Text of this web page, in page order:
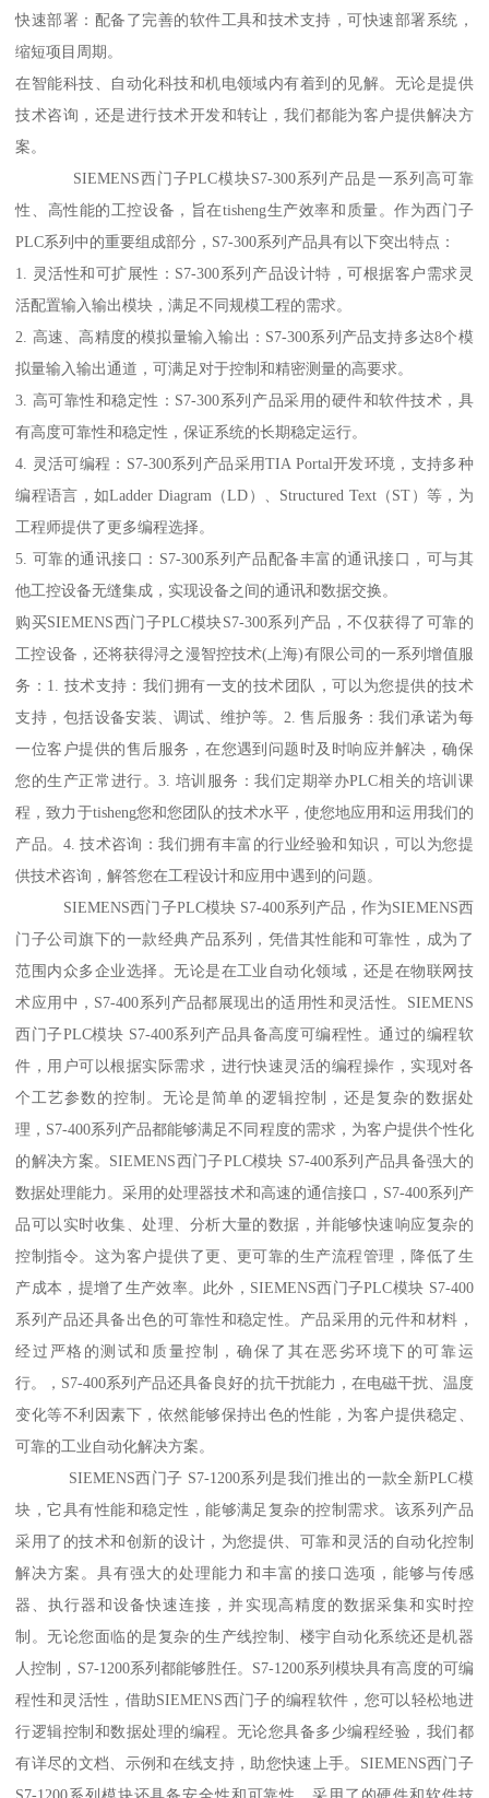
快速部署：配备了完善的软件工具和技术支持，可快速部署系统，
缩短项目周期。
在智能科技、自动化科技和机电领域内有着到的见解。无论是提供
技术咨询，还是进行技术开发和转让，我们都能为客户提供解决方
案。
SIEMENS西门子PLC模块S7-300系列产品是一系列高可靠
性、高性能的工控设备，旨在tisheng生产效率和质量。作为西门子
PLC系列中的重要组成部分，S7-300系列产品具有以下突出特点：
1. 灵活性和可扩展性：S7-300系列产品设计特，可根据客户需求灵
活配置输入输出模块，满足不同规模工程的需求。
2. 高速、高精度的模拟量输入输出：S7-300系列产品支持多达8个模
拟量输入输出通道，可满足对于控制和精密测量的高要求。
3. 高可靠性和稳定性：S7-300系列产品采用的硬件和软件技术，具
有高度可靠性和稳定性，保证系统的长期稳定运行。
4. 灵活可编程：S7-300系列产品采用TIA Portal开发环境，支持多种
编程语言，如Ladder Diagram（LD）、Structured Text（ST）等，为
工程师提供了更多编程选择。
5. 可靠的通讯接口：S7-300系列产品配备丰富的通讯接口，可与其
他工控设备无缝集成，实现设备之间的通讯和数据交换。
购买SIEMENS西门子PLC模块S7-300系列产品，不仅获得了可靠的
工控设备，还将获得浔之漫智控技术(上海)有限公司的一系列增值服
务：1. 技术支持：我们拥有一支的技术团队，可以为您提供的技术
支持，包括设备安装、调试、维护等。2. 售后服务：我们承诺为每
一位客户提供的售后服务，在您遇到问题时及时响应并解决，确保
您的生产正常进行。3. 培训服务：我们定期举办PLC相关的培训课
程，致力于tisheng您和您团队的技术水平，使您地应用和运用我们的
产品。4. 技术咨询：我们拥有丰富的行业经验和知识，可以为您提
供技术咨询，解答您在工程设计和应用中遇到的问题。
SIEMENS西门子PLC模块 S7-400系列产品，作为SIEMENS西
门子公司旗下的一款经典产品系列，凭借其性能和可靠性，成为了
范围内众多企业选择。无论是在工业自动化领域，还是在物联网技
术应用中，S7-400系列产品都展现出的适用性和灵活性。SIEMENS
西门子PLC模块 S7-400系列产品具备高度可编程性。通过的编程软
件，用户可以根据实际需求，进行快速灵活的编程操作，实现对各
个工艺参数的控制。无论是简单的逻辑控制，还是复杂的数据处
理，S7-400系列产品都能够满足不同程度的需求，为客户提供个性化
的解决方案。SIEMENS西门子PLC模块 S7-400系列产品具备强大的
数据处理能力。采用的处理器技术和高速的通信接口，S7-400系列产
品可以实时收集、处理、分析大量的数据，并能够快速响应复杂的
控制指令。这为客户提供了更、更可靠的生产流程管理，降低了生
产成本，提增了生产效率。此外，SIEMENS西门子PLC模块 S7-400
系列产品还具备出色的可靠性和稳定性。产品采用的元件和材料，
经过严格的测试和质量控制，确保了其在恶劣环境下的可靠运
行。，S7-400系列产品还具备良好的抗干扰能力，在电磁干扰、温度
变化等不利因素下，依然能够保持出色的性能，为客户提供稳定、
可靠的工业自动化解决方案。
SIEMENS西门子 S7-1200系列是我们推出的一款全新PLC模
块，它具有性能和稳定性，能够满足复杂的控制需求。该系列产品
采用了的技术和创新的设计，为您提供、可靠和灵活的自动化控制
解决方案。具有强大的处理能力和丰富的接口选项，能够与传感
器、执行器和设备快速连接，并实现高精度的数据采集和实时控
制。无论您面临的是复杂的生产线控制、楼宇自动化系统还是机器
人控制，S7-1200系列都能够胜任。S7-1200系列模块具有高度的可编
程性和灵活性，借助SIEMENS西门子的编程软件，您可以轻松地进
行逻辑控制和数据处理的编程。无论您具备多少编程经验，我们都
有详尽的文档、示例和在线支持，助您快速上手。SIEMENS西门子